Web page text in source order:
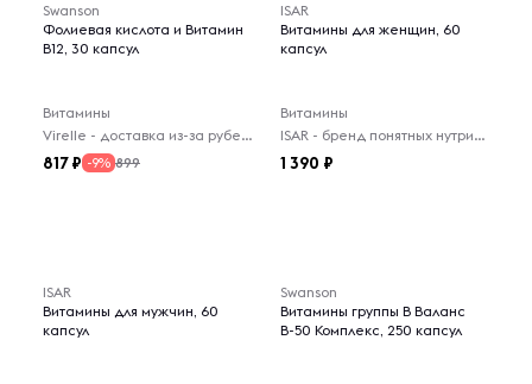
Swanson
Фолиевая кислота и Витамин
В12, 30 капсул
Витамины
Virelle - доставка из-за рубежа
817 -9% 899
ISAR
Витамины для женщин, 60
капсул
Витамины
ISAR - бренд понятных нутрицевтиков на каждый день.
1 390
ISAR
Витамины для мужчин, 60
капсул
Swanson
Витамины группы В Валанс
В-50 Комплекс, 250 капсул